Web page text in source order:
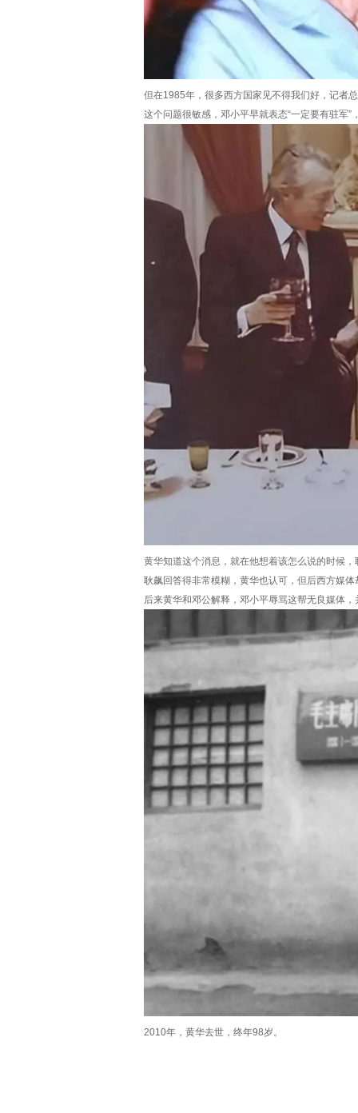
但在1985年，很多西方国家见不得我们好，记者
这个问题很敏感，邓小平早就表态“一定要有驻军
黄华知道这个消息，就在他想着该怎么说的时候
耿飙回答得非常模糊，黄华也认可，但后西方媒
后来黄华和邓公解释，邓小平辱骂这帮无良媒体
2010年，黄华去世，终年98岁。